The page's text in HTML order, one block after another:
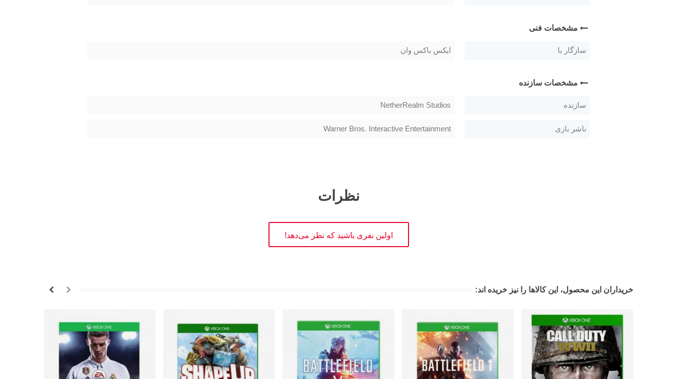
مشخصات فنی
سازگار با ایکس باکس وان
مشخصات سازنده
سازنده NetherRealm Studios
ناشر بازی Warner Bros. Interactive Entertainment
نظرات
اولین نفری باشید که نظر می‌دهد!
خریداران این محصول، این کالاها را نیز خریده اند: